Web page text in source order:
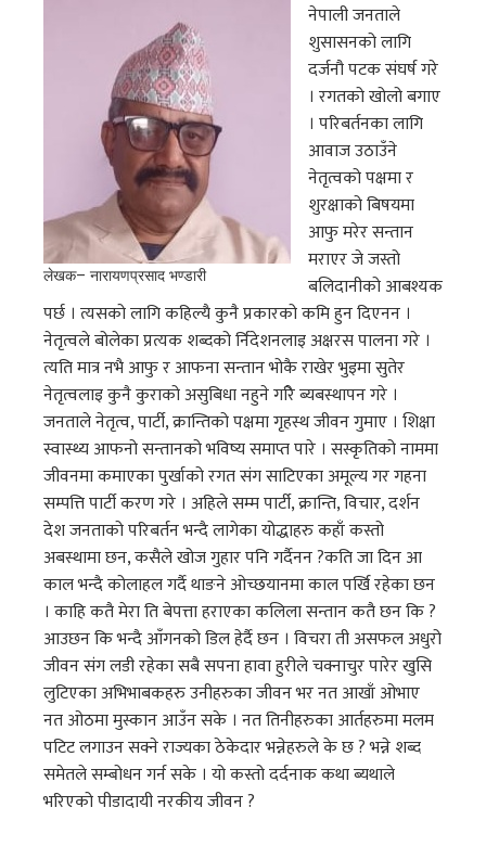
लेखक– नारायणप्रसाद भण्डारी
नेपाली जनताले
शुसासनको लागि
दर्जनौ पटक संघर्ष गरे
। रगतको खोलो बगाए
। परिबर्तनका लागि
आवाज उठाउँने
नेतृत्वको पक्षमा र
शुरक्षाको बिषयमा
आफु मरेर सन्तान
मराएर जे जस्तो
बलिदानीको आबश्यक
पर्छ । त्यसको लागि कहिल्यै कुनै प्रकारको कमि हुन दिएनन ।
नेतृत्वले बोलेका प्रत्यक शब्दको र्निदेशनलाइ अक्षरस पालना गरे ।
त्यति मात्र नभै आफु र आफना सन्तान भोकै राखेर भुइमा सुतेर
नेतृत्वलाइ कुनै कुराको असुबिधा नहुने गरिे ब्यबस्थापन गरे ।
जनताले नेतृत्व, पार्टी, क्रान्तिको पक्षमा गृहस्थ जीवन गुमाए । शिक्षा
स्वास्थ्य आफनो सन्तानको भविष्य समाप्त पारे । सस्कृतिको नाममा
जीवनमा कमाएका पुर्खाको रगत संग साटिएका अमूल्य गर गहना
सम्पत्ति पार्टी करण गरे । अहिले सम्म पार्टी, क्रान्ति, विचार, दर्शन
देश जनताको परिबर्तन भन्दै लागेका योद्धाहरु कहाँ कस्तो
अबस्थामा छन, कसैले खोज गुहार पनि गर्दैनन ?कति जा दिन आ
काल भन्दै कोलाहल गर्दै थाङने ओच्छयानमा काल पर्खि रहेका छन
। काहि कतै मेरा ति बेपत्ता हराएका कलिला सन्तान कतै छन कि ?
आउछन कि भन्दै आँगनको डिल हेर्दै छन । विचरा ती असफल अधुरो
जीवन संग लडी रहेका सबै सपना हावा हुरीले चक्नाचुर पारेर खुसि
लुटिएका अभिभाबकहरु उनीहरुका जीवन भर नत आखाँ ओभाए
नत ओठमा मुस्कान आउँन सके । नत तिनीहरुका आर्तहरुमा मलम
पटिट लगाउन सक्ने राज्यका ठेकेदार भन्नेहरुले के छ ? भन्ने शब्द
समेतले सम्बोधन गर्न सके । यो कस्तो दर्दनाक कथा ब्यथाले
भरिएको पीडादायी नरकीय जीवन ?